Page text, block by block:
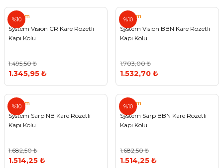
%10
System
System Vısıon CR Kare Rozetli
Kapı Kolu
1.495,50 ₺
1.345,95 ₺
%10
System
System Vısıon BBN Kare Rozetli
Kapı Kolu
1.703,00 ₺
1.532,70 ₺
%10
System
System Sarp NB Kare Rozetli
Kapı Kolu
1.682,50 ₺
1.514,25 ₺
%10
System
System Sarp BBN Kare Rozetli
Kapı Kolu
1.682,50 ₺
1.514,25 ₺